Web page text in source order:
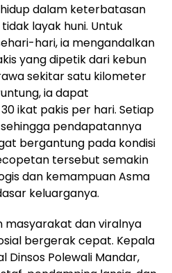
dalam keterbatasan
layak huni. Untuk
hari, ia mengandalkan
yang dipetik dari kebun
sekitar satu kilometer
ia dapat
ikat pakis per hari. Setiap
sehingga pendapatannya
bergantung pada kondisi
tersebut semakin
dan kemampuan Asma
keluarganya.
masyarakat dan viralnya
bergerak cepat. Kepala
Dinsos Polewali Mandar,